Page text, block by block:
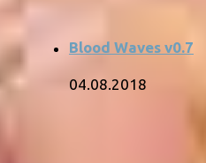
Blood Waves v0.7
04.08.2018